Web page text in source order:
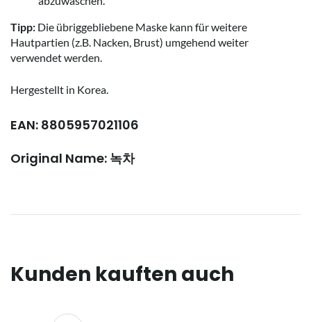
Tipp: Die übriggebliebene Maske kann für weitere
Hautpartien (z.B. Nacken, Brust) umgehend weiter
verwendet werden.
Hergestellt in Korea.
EAN: 8805957021106
Original Name: 녹차
Kunden kauften auch